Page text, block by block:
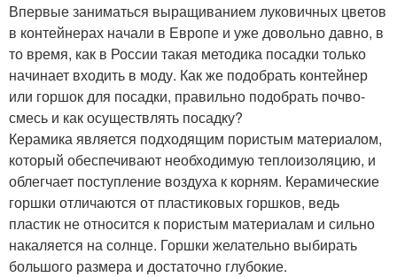
Впервые заниматься выращиванием луковичных цветов
в контейнерах начали в Европе и уже довольно давно, в
то время, как в России такая методика посадки только
начинает входить в моду. Как же подобрать контейнер
или горшок для посадки, правильно подобрать почво-
смесь и как осуществлять посадку?
Керамика является подходящим пористым материалом,
который обеспечивают необходимую теплоизоляцию, и
облегчает поступление воздуха к корням. Керамические
горшки отличаются от пластиковых горшков, ведь
пластик не относится к пористым материалам и сильно
накаляется на солнце. Горшки желательно выбирать
большого размера и достаточно глубокие.